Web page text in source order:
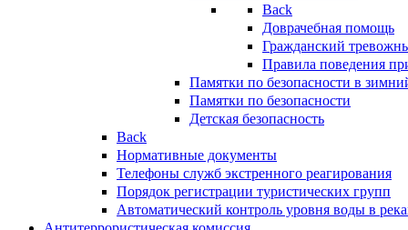
Back
Доврачебная помощь
Гражданский
Правила поведения
Памятки по безопасности в
Памятки по безопасности
Детская безопасность
Back
Нормативные документы
Телефоны служб экстренного реагирования
Порядок регистрации туристических групп
Автоматический контроль уровня воды в